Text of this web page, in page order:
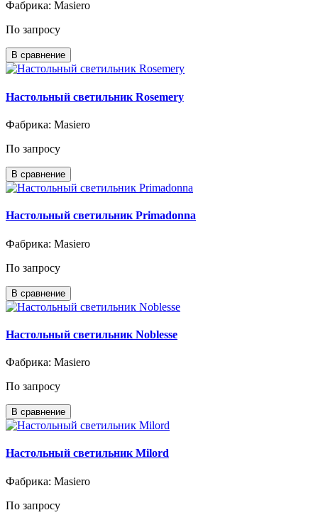
Фабрика: Masiero
По запросу
В сравнение
Настольный светильник Rosemery
Фабрика: Masiero
По запросу
В сравнение
Настольный светильник Primadonna
Фабрика: Masiero
По запросу
В сравнение
Настольный светильник Noblesse
Фабрика: Masiero
По запросу
В сравнение
Настольный светильник Milord
Фабрика: Masiero
По запросу